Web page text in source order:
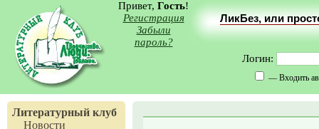
Привет, Гость!
Регистрация
Забыли
пароль?
ЛикБез, или
Логин:
— Входить
Литературный клуб
Новости